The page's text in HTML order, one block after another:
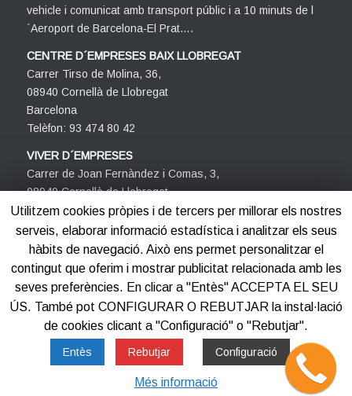
vehicle i comunicat amb transport públic i a 10 minuts de l
´Aeroport de Barcelona-El Prat….
CENTRE D´EMPRESES BAIX LLOBREGAT
Carrer Tirso de Molina, 36,
08940 Cornellà de Llobregat
Barcelona
Telèfon: 93 474 80 42
VIVER D´EMPRESES
Carrer de Joan Fernàndez i Comas, 3,
08940 Cornellà de Llobregat
Barcelona
Telèfon: 93 474 80 42
©2012-2025 Centre d'Empreses PROCORNELLÀ
Política de privacitat Política de cookies
Utilitzem cookies pròpies i de tercers per millorar els nostres
serveis, elaborar informació estadística i analitzar els seus
hàbits de navegació. Això ens permet personalitzar el
contingut que oferim i mostrar publicitat relacionada amb les
seves preferències. En clicar a "Entès" ACCEPTA EL SEU
ÚS. També pot CONFIGURAR O REBUTJAR la instal·lació
de cookies clicant a "Configuració" o "Rebutjar".
Entès Rebutjar Configuració
Més informació